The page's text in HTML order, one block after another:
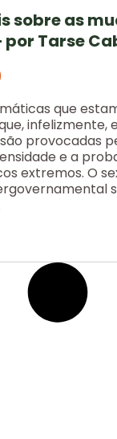
sobre as
Tarse
que
infelizmente,
provocadas
e a
extremos. O